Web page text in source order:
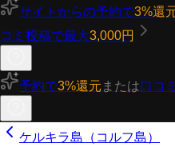
サイトからの予約で3%還
コミ投稿で最大3,000円
予約で3%還元 または口コ
ケルキラ島（コルフ島）